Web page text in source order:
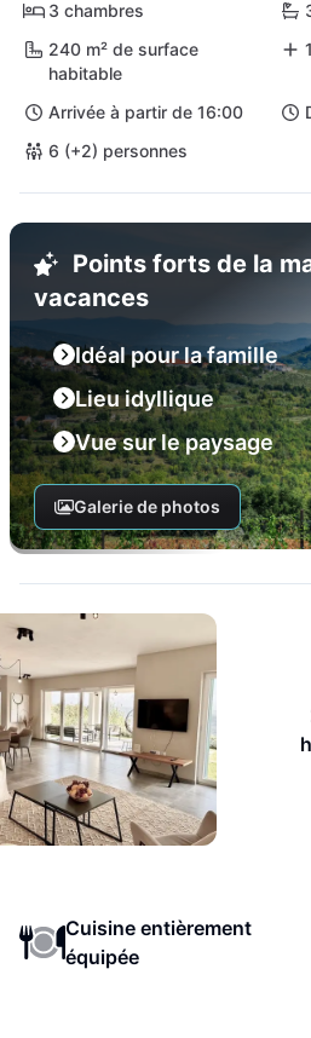
3 chambres
240 m² de surface
habitable
Arrivée à partir de 16:00
6 (+2) personnes
Points forts de la
vacances
Idéal pour la famille
Lieu idyllique
Vue sur le paysage
Galerie de photos
Cuisine entièrement
équipée